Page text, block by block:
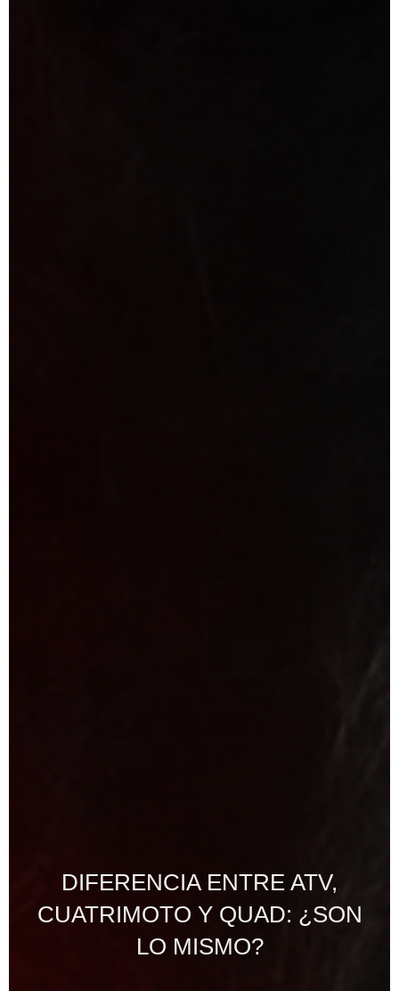
DIFERENCIA ENTRE ATV,
CUATRIMOTO Y QUAD: ¿SON
LO MISMO?